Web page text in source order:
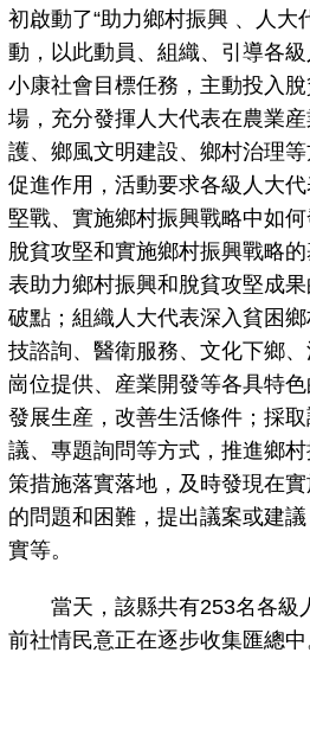
初啟動了“助力鄉村振興 、人大
動，以此動員、組織、引導各
小康社會目標任務，主動投入
場，充分發揮人大代表在農業
護、鄉風文明建設、鄉村治理
促進作用，活動要求各級人大
堅戰、實施鄉村振興戰略中如
脫貧攻堅和實施鄉村振興戰略
表助力鄉村振興和脫貧攻堅成
破點；組織人大代表深入貧困
技諮詢、醫衛服務、文化下鄉、
崗位提供、産業開發等各具特
發展生産，改善生活條件；採
議、專題詢問等方式，推進鄉
策措施落實落地，及時發現在
的問題和困難，提出議案或建
實等。
當天，該縣共有253名各級
前社情民意正在逐步收集匯總中